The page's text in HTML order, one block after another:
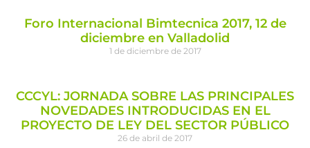
Foro Internacional Bimtecnica 2017, 12 de
diciembre en Valladolid
1 de diciembre de 2017
CCCYL: JORNADA SOBRE LAS PRINCIPALES
NOVEDADES INTRODUCIDAS EN EL
PROYECTO DE LEY DEL SECTOR PÚBLICO
26 de abril de 2017